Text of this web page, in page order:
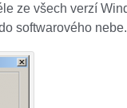
ze všech verzí
softwarového nebe.